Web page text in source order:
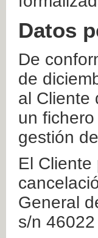
Datos
De
de
al Cliente
un
gestión
El
General
s/n